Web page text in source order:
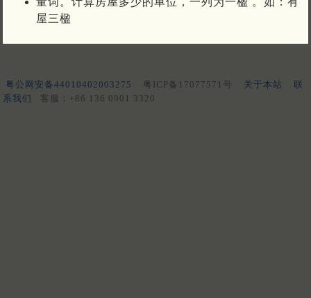
屋三楹
粤公网安备44010402003275 粤ICP备17077571号 关于本站
联
系我们
客服：+86 136 0901 3320